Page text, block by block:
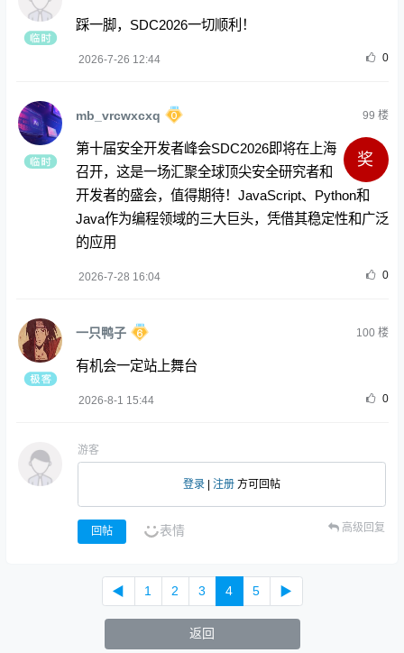
踩一脚，SDC2026一切顺利！
2026-7-26 12:44 0
mb_vrcwxcxq 99 楼
奖
第十届安全开发者峰会SDC2026即将在上海
召开，这是一场汇聚全球顶尖安全研究者和
开发者的盛会，值得期待！JavaScript、Python和
Java作为编程领域的三大巨头，凭借其稳定性和广泛
的应用
2026-7-28 16:04 0
一只鸭子 100楼
有机会一定站上舞台
2026-8-1 15:44 0
游客
登录 注册 方可回帖
回帖 表情 高级回复
◀ 1 2 3 4 5 ▶
返回